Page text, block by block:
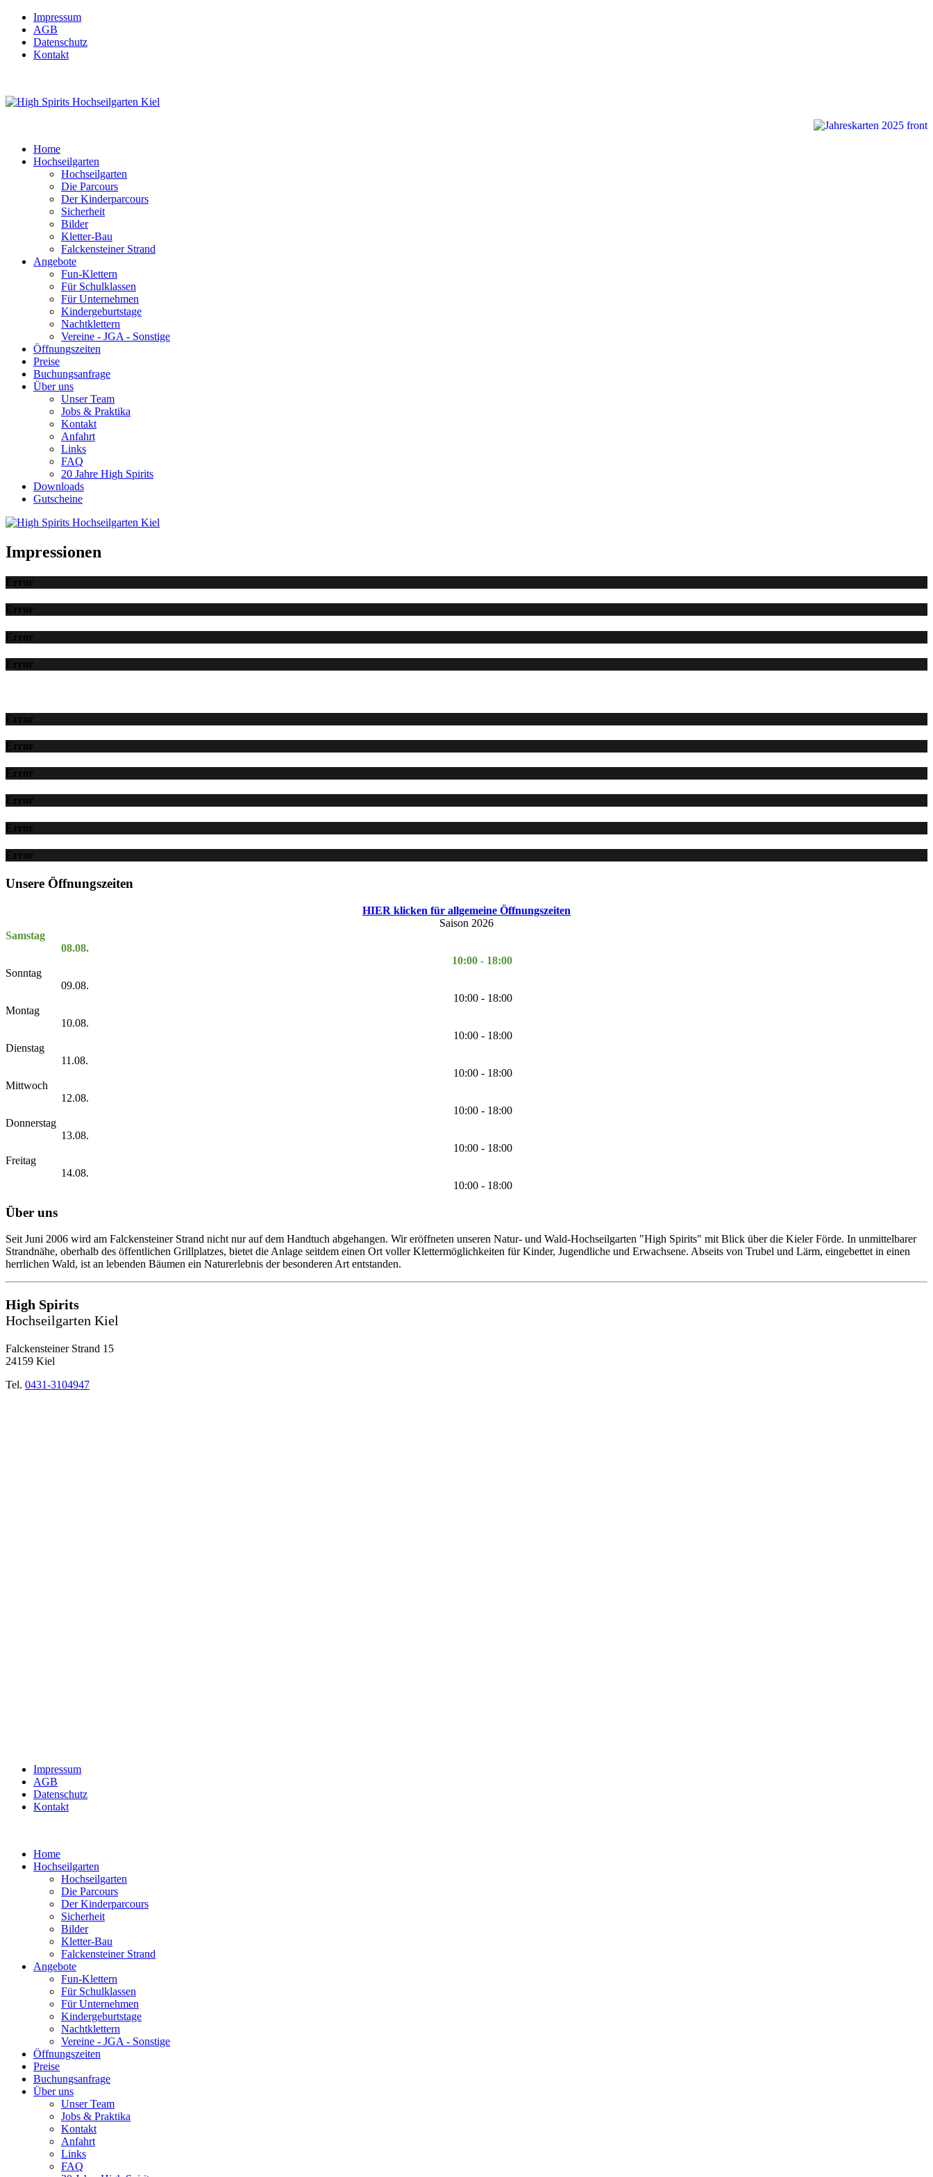
Impressum
AGB
Datenschutz
Kontakt
Home
Hochseilgarten
Hochseilgarten
Die Parcours
Der Kinderparcours
Sicherheit
Bilder
Kletter-Bau
Falckensteiner Strand
Angebote
Fun-Klettern
Für Schulklassen
Für Unternehmen
Kindergeburtstage
Nachtklettern
Vereine - JGA - Sonstige
Öffnungszeiten
Preise
Buchungsanfrage
Über uns
Unser Team
Jobs & Praktika
Kontakt
Anfahrt
Links
FAQ
20 Jahre High Spirits
Downloads
Gutscheine
Impressionen
Error
Error
Error
Error
Error
Error
Error
Error
Error
Error
Unsere Öffnungszeiten
HIER klicken für allgemeine Öffnungszeiten
Saison 2026
Samstag
08.08.
10:00 - 18:00
Sonntag
09.08.
10:00 - 18:00
Montag
10.08.
10:00 - 18:00
Dienstag
11.08.
10:00 - 18:00
Mittwoch
12.08.
10:00 - 18:00
Donnerstag
13.08.
10:00 - 18:00
Freitag
14.08.
10:00 - 18:00
Über uns
Seit Juni 2006 wird am Falckensteiner Strand nicht nur auf dem Handtuch abgehangen. Wir eröffneten unseren Natur- und Wald-Hochseilgarten "High Spirits" mit Blick über die Kieler Förde. In unmittelbarer
Strandnähe, oberhalb des öffentlichen Grillplatzes, bietet die Anlage seitdem einen Ort voller Klettermöglichkeiten für Kinder, Jugendliche und Erwachsene. Abseits von Trubel und Lärm, eingebettet in einen
herrlichen Wald, ist an lebenden Bäumen ein Naturerlebnis der besonderen Art entstanden.
High Spirits
Hochseilgarten Kiel
Falckensteiner Strand 15
24159 Kiel
Tel. 0431-3104947
Impressum
AGB
Datenschutz
Kontakt
Home
Hochseilgarten
Hochseilgarten
Die Parcours
Der Kinderparcours
Sicherheit
Bilder
Kletter-Bau
Falckensteiner Strand
Angebote
Fun-Klettern
Für Schulklassen
Für Unternehmen
Kindergeburtstage
Nachtklettern
Vereine - JGA - Sonstige
Öffnungszeiten
Preise
Buchungsanfrage
Über uns
Unser Team
Jobs & Praktika
Kontakt
Anfahrt
Links
FAQ